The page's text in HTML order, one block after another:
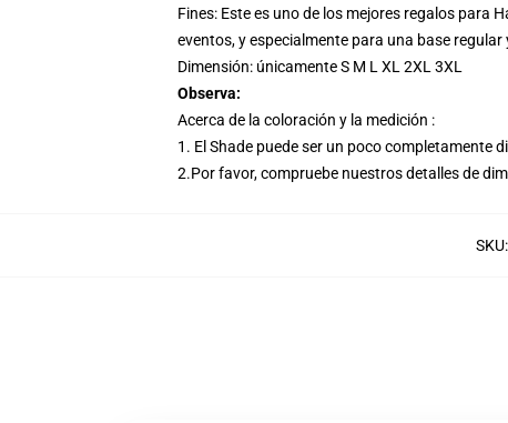
Fines: Este es uno de los mejores regalos para
eventos, y especialmente para una base
Dimensión: únicamente S M L XL 2XL 3XL
Observa:
Acerca de la coloración y la medición :
1. El Shade puede ser un poco completamente
2.Por favor, compruebe nuestros detalles de
SKU: